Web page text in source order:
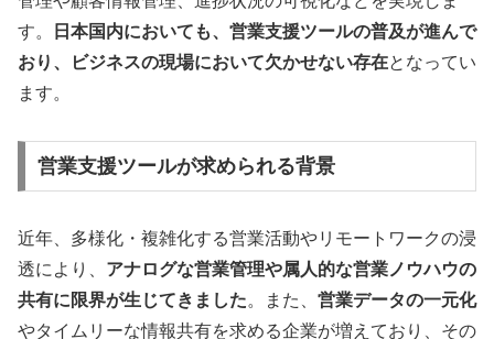
す。
日本国内においても、営業支援ツールの普及が進んで
おり、ビジネスの現場において欠かせない存在となってい
ます。
営業支援ツールが求められる背景
近年、多様化・複雑化する営業活動やリモートワークの浸
透により、 アナログな営業管理や属人的な営業ノウハウの
共有に限界が生じてきました。また、 営業データの一元化
やタイムリーな情報共有を求める企業が増えており、その